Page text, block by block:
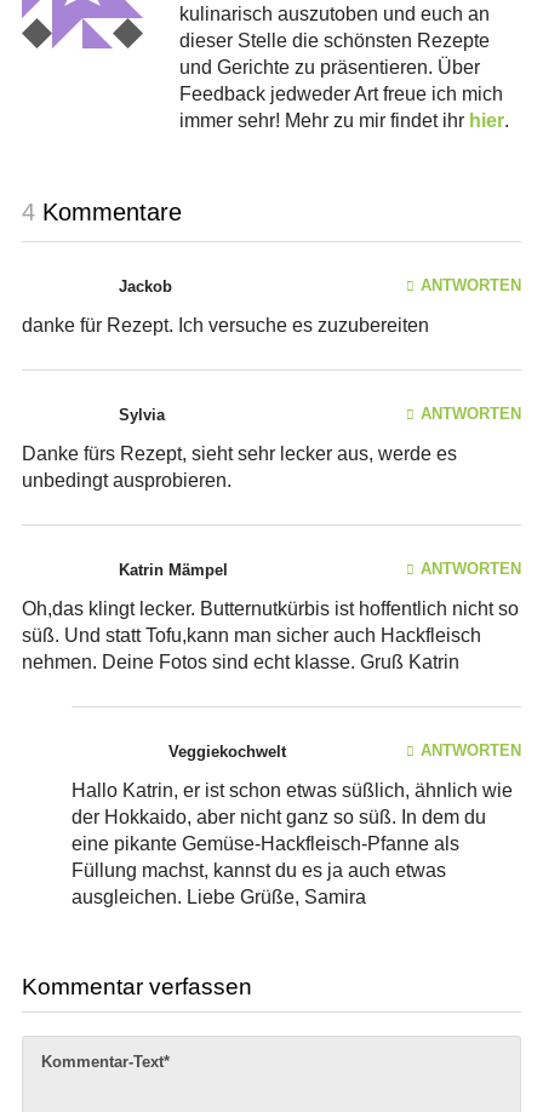
kulinarisch auszutoben und euch an
dieser Stelle die schönsten Rezepte
und Gerichte zu präsentieren. Über
Feedback jedweder Art freue ich mich
immer sehr! Mehr zu mir findet ihr hier.
4Kommentare
Jackob ANTWORTEN
danke für Rezept. Ich versuche es zuzubereiten
Sylvia ANTWORTEN
Danke fürs Rezept, sieht sehr lecker aus, werde es
unbedingt ausprobieren.
Katrin Mämpel ANTWORTEN
Oh,das klingt lecker. Butternutkürbis ist hoffentlich nicht so
süß. Und statt Tofu,kann man sicher auch Hackfleisch
nehmen. Deine Fotos sind echt klasse. Gruß Katrin
Veggiekochwelt ANTWORTEN
Hallo Katrin, er ist schon etwas süßlich, ähnlich wie
der Hokkaido, aber nicht ganz so süß. In dem du
eine pikante Gemüse-Hackfleisch-Pfanne als
Füllung machst, kannst du es ja auch etwas
ausgleichen. Liebe Grüße, Samira
Kommentar verfassen